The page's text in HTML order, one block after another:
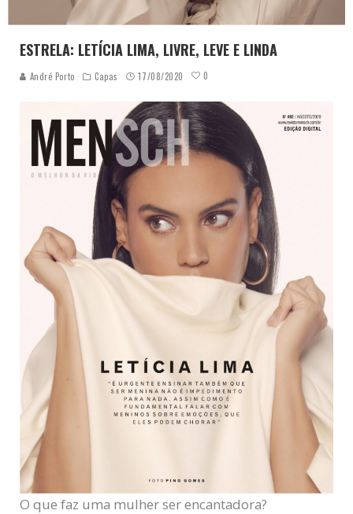
ESTRELA: LETÍCIA LIMA, LIVRE, LEVE E LINDA
André Porto Capas 17/08/2020 0
O que faz uma mulher ser encantadora?